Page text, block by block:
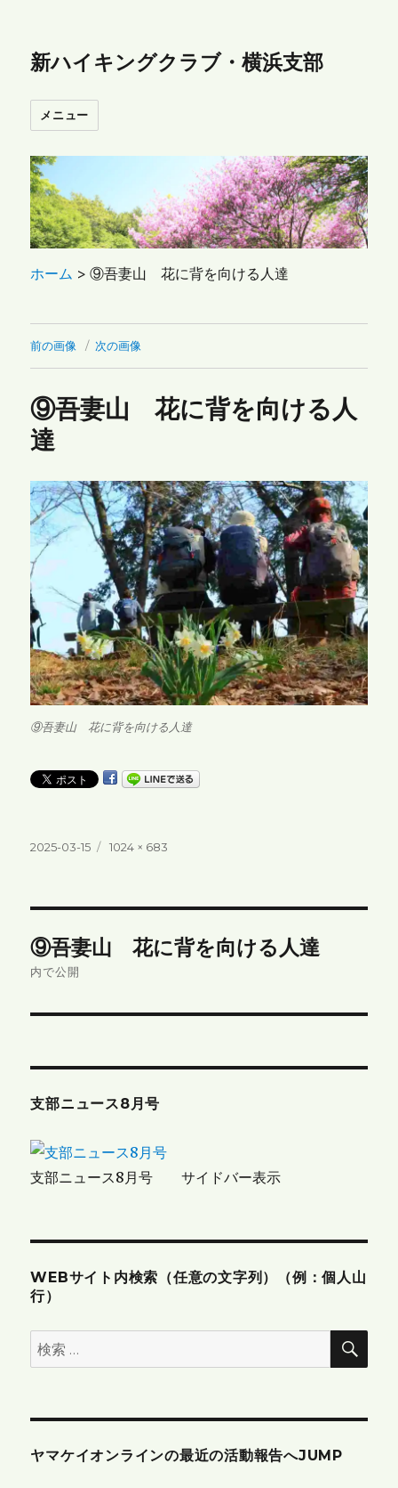
新ハイキングクラブ・横浜支部
メニュー
ホーム >⑨吾妻山 花に背を向ける人達
前の画像 次の画像
⑨吾妻山 花に背を向ける人
達
⑨吾妻山 花に背を向ける人達
投
2025-03-15
フ
1024 × 683
稿
ゲ
ー
シ
ョ
⑨吾妻山 花に背を向ける人達
内で公開
支部ニュース8月号
支部ニュース8月号 サイドバー表示
WEBサイト内検索（任意の文字列）（例：個人山
行）
検
索:
検
ヤマケイオンラインの最近の活動報告へJUMP